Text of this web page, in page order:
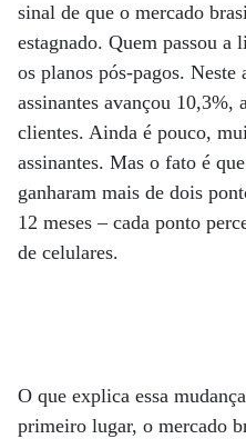
sinal de que o mercado
estagnado. Quem passou a
os planos pós-pagos.
assinantes avançou 10,3%,
clientes. Ainda é pouco,
assinantes. Mas o fato é
ganharam mais de dois
12 meses – cada ponto
de celulares.
O que explica essa
primeiro lugar, o mercado